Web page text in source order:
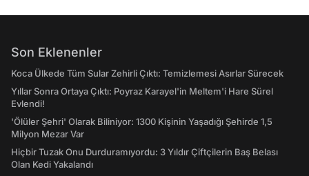
Son Eklenenler
Koca Ülkede Tüm Sular Zehirli Çıktı: Temizlemesi Asırlar Sürecek
Yıllar Sonra Ortaya Çıktı: Poyraz Karayel'in Meltem'i Hare Sürel
Evlendi!
'Ölüler Şehri' Olarak Biliniyor: 1300 Kişinin Yaşadığı Şehirde 1,5
Milyon Mezar Var
Hiçbir Tuzak Onu Durduramıyordu: 3 Yıldır Çiftçilerin Baş Belası
Olan Kedi Yakalandı